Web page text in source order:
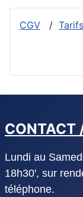
CGV / Tarifs
CONTACT
Lundi au
18h30', sur
téléphone.